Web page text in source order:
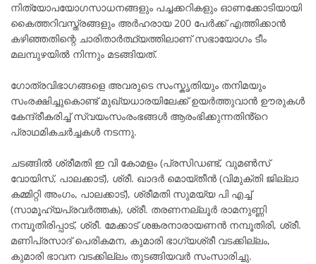
നിത്യോപയോഗസാധനങ്ങളും പച്ചക്കറികളും ഓണക്കോടിയായി
കൈത്തറിവസ്ത്രങ്ങളും അർഹരായ 200 പേർക്ക് എത്തിക്കാൻ
കഴിഞ്ഞതിന്റെ ചാരിതാർത്ഥ്യത്തിലാണ് സഭായോഗം ടീം
മലമ്പുഴയിൽ നിന്നും മടങ്ങിയത്.
ഗോത്രവിഭാഗങ്ങളെ അവരുടെ സംസ്കൃതിയും തനിമയും
സംരക്ഷിച്ചുകൊണ്ട് മുഖ്യധാരയിലേക്ക് ഉയർത്തുവാൻ ഊരുകൾ
കേന്ദ്രീകരിച്ച് സ്വയംസംരംഭങ്ങൾ ആരംഭിക്കുന്നതിൻ്റെ
പ്രാഥമികചർച്ചകൾ നടന്നു.
ചടങ്ങിൽ ശ്രീമതി ഇ വി കോമളം (പ്രസിഡണ്ട്, വുമൺസ്
വോയിസ്, പാലക്കാട്), ശ്രീ. ഖാദർ മൊയ്തീൻ (വിമുക്തി ജില്ലാ
കമ്മിറ്റി അംഗം, പാലക്കാട്), ശ്രീമതി സുമയ്യ പി എച്ച്
(സാമൂഹ്യപ്രവർത്തക), ശ്രീ. തരണനല്ലൂർ രാമനുണ്ണി
നമ്പൂതിരിപ്പാട്, ശ്രീ. മേക്കാട് ശങ്കരനാരായണൻ നമ്പൂതിരി, ശ്രീ.
മണിപ്രസാദ് പെരികമന, കുമാരി ഭാഗ്യശ്രീ വടക്കില്ലം,
കുമാരി ഭാവന വടക്കില്ലം തുടങ്ങിയവർ സംസാരിച്ചു.